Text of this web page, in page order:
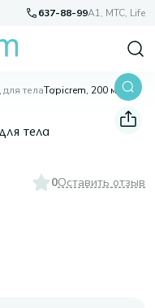
637-88-99A1, МТС, Life
телаTopicrem, 200 мл
тела
0Оставить отзыв